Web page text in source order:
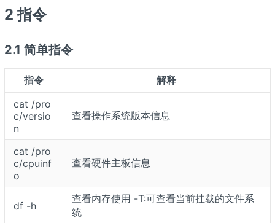
2 指令
2.1 简单指令
指令
解释
cat /pro
c/versio
n
查看操作系统版本信息
cat /pro
c/cpuinf
o
查看硬件主板信息
df -h
查看内存使用 -T:可查看当前挂载的文件系
统